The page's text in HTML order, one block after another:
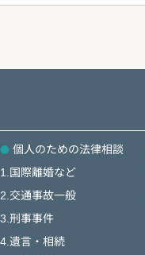
個人のための法律相談
1.国際離婚など
2.交通事故一般
3.刑事事件
4.遺言・相続